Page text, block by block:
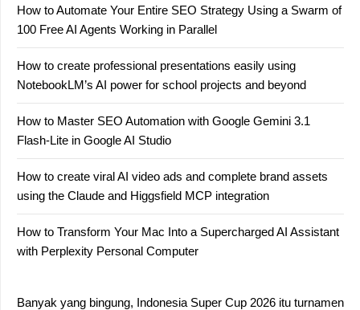
How to Automate Your Entire SEO Strategy Using a Swarm of
100 Free AI Agents Working in Parallel
How to create professional presentations easily using
NotebookLM’s AI power for school projects and beyond
How to Master SEO Automation with Google Gemini 3.1
Flash-Lite in Google AI Studio
How to create viral AI video ads and complete brand assets
using the Claude and Higgsfield MCP integration
How to Transform Your Mac Into a Supercharged AI Assistant
with Perplexity Personal Computer
Banyak yang bingung, Indonesia Super Cup 2026 itu turnamen